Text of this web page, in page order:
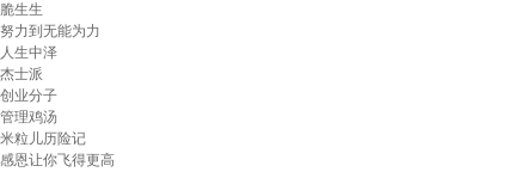
脆生生
努力到无能为力
人生中泽
杰士派
创业分子
管理鸡汤
米粒儿历险记
感恩让你飞得更高